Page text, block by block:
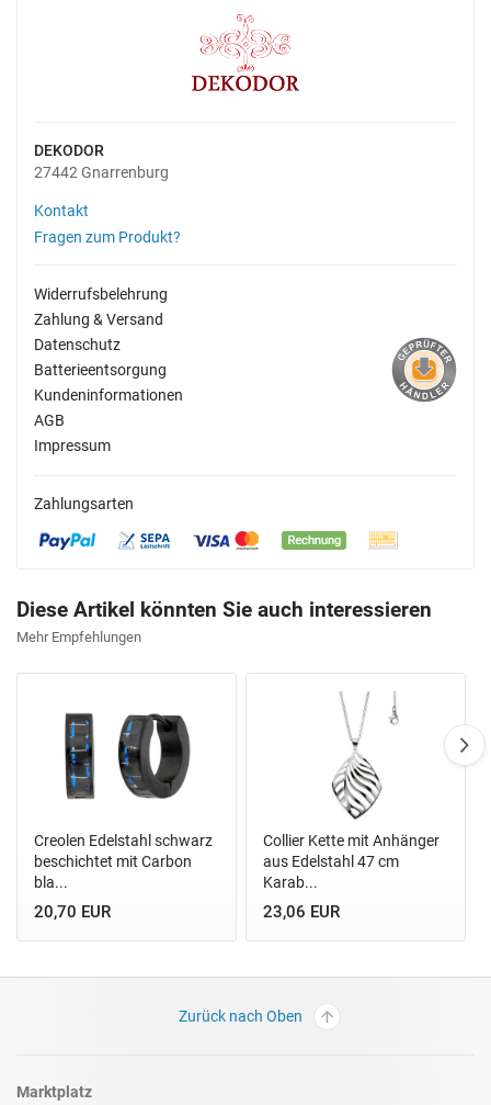
DEKODOR
27442 Gnarrenburg
Kontakt
Fragen zum Produkt?
Widerrufsbelehrung
Zahlung & Versand
Datenschutz
Batterieentsorgung
Kundeninformationen
AGB
Impressum
Zahlungsarten
Diese Artikel könnten Sie auch interessieren
Mehr Empfehlungen
Creolen Edelstahl schwarz
beschichtet mit Carbon
bla...
20,70 EUR
Collier Kette mit Anhänger
aus Edelstahl 47 cm
Karab...
23,06 EUR
Zurück nach Oben
Marktplatz